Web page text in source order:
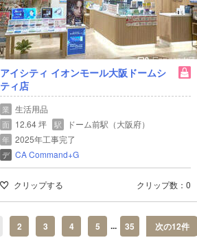
アイシティ イオンモール大阪ドームシ
ティ店
業 生活用品
面 12.64 坪 駅 ドーム前駅（大阪府）
年 2025年工事完了
デ CA Command+G
クリップする クリップ数 0
2 3 4 5 ... 35 次の12件